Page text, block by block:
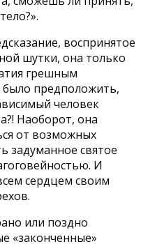
воспринятое
шутки, она только
грешным
предположить,
человек
Наоборот, она
от возможных
задуманное святое
И
сердцем своим
или поздно
«законченные»